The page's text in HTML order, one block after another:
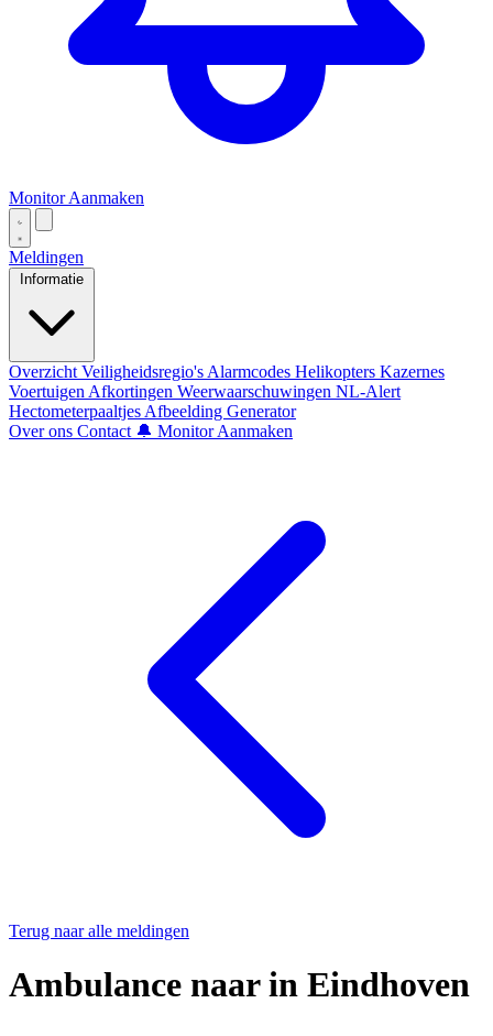
Monitor Aanmaken
Meldingen
Informatie
Overzicht Veiligheidsregio's Alarmcodes Helikopters Kazernes
Voertuigen Afkortingen Weerwaarschuwingen NL-Alert
Hectometerpaaltjes Afbeelding Generator
Over ons Contact 🔔 Monitor Aanmaken
Terug naar alle meldingen
Ambulance naar in Eindhoven